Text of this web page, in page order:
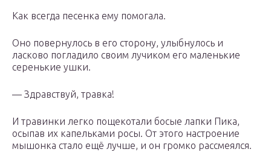
Как всегда песенка ему помогала.
Оно повернулось в его сторону, улыбнулось и
ласково погладило своим лучиком его маленькие
серенькие ушки.
— Здравствуй, травка!
И травинки легко пощекотали босые лапки Пика,
осыпав их капельками росы. От этого настроение
мышонка стало ещё лучше, и он громко рассмеялся.